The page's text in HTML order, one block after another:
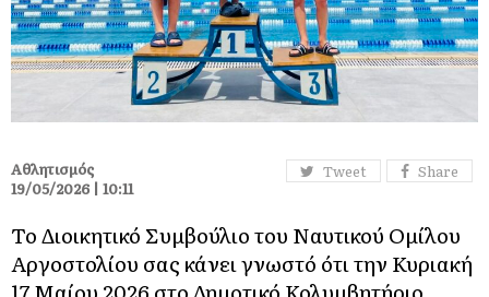
Tweet Share
Αθλητισμός
19/05/2026 | 10:11
Το Διοικητικό Συμβούλιο του Ναυτικού Ομίλου
Αργοστολίου σας κάνει γνωστό ότι την Κυριακή